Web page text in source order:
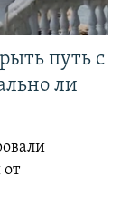
путь с
ли